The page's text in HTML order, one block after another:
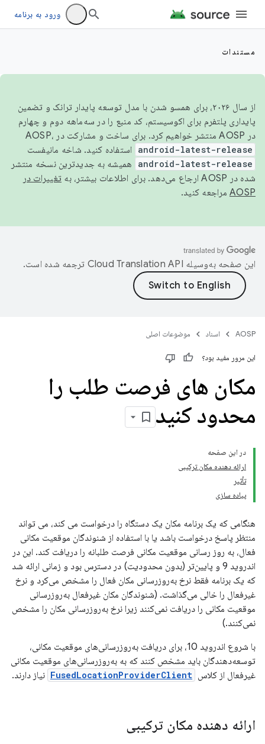
ورود به برنامه
مستندات
از سال ۲۰۲۶، برای همسو شدن با مدل توسعه پایدار ترانک و تضمین
پایداری پلتفرم برای اکوسیستم، کد منبع را در سه‌ماهه دوم و چهارم
در AOSP منتشر خواهیم کرد. برای ساخت و مشارکت در AOSP،
android-latest-release استفاده کنید. شاخه مانیفست
android-latest-release
همیشه به جدیدترین نسخه منتشر
شده در AOSP ارجاع می‌دهد. برای اطلاعات بیشتر، به
تغییرات در
AOSP مراجعه کنید.
این صفحه به‌وسیله ترجمه شده است.
AOSP اسناد موضوعات اصلی
این مرور مفید بود؟
مکان های فرصت طلب را
محدود کنید
در این صفحه
ارائه دهنده مکان ترکیبی
تأثیر
پیاده سازی
هنگامی که یک برنامه مکان یک دستگاه را درخواست می کند، می تواند
منتظر پاسخ درخواست باشد یا با استفاده از شنوندگان موقعیت مکانی
فعال، به روز رسانی موقعیت مکانی فرصت طلبانه را دریافت کند. این در
اندروید 9 و پایین‌تر (بدون محدودیت) در دسترس بود و زمانی ارائه شد
که یک برنامه فقط نرخ به‌روزرسانی مکان فعال را مشخص می‌کرد و نرخ
غیرفعال را خالی می‌گذاشت. (شنوندگان مکان غیرفعال به‌روزرسانی
موقعیت مکانی را دریافت نمی‌کنند زیرا نرخ به‌روزرسانی مکان را مشخص
نمی‌کنند.)
با شروع اندروید 10، برای دریافت به‌روزرسانی‌های موقعیت مکانی،
توسعه‌دهندگان باید مشخص کنند که به به‌روزرسانی‌های موقعیت مکانی
غیرفعال از کلاس FusedLocationProviderClient نیاز دارند.
ارائه دهنده مکان ترکیبی